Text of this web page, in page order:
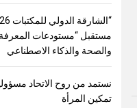
مستقبل “مستودعات المعرفة”
والصحة والذكاء الاصطناعي
نستمد من روح الاتحاد
تمكين المرأة